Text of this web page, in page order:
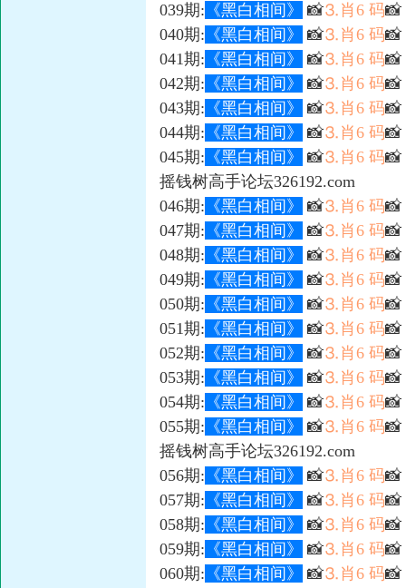
039期: 《黑白相间》 📸⒊肖6 码📸
040期: 《黑白相间》 📸⒊肖6 码📸
041期: 《黑白相间》 📸⒊肖6 码📸
042期: 《黑白相间》 📸⒊肖6 码📸
043期: 《黑白相间》 📸⒊肖6 码📸
044期: 《黑白相间》 📸⒊肖6 码📸
045期: 《黑白相间》 📸⒊肖6 码📸
摇钱树高手论坛326192.com
046期: 《黑白相间》 📸⒊肖6 码📸
047期: 《黑白相间》 📸⒊肖6 码📸
048期: 《黑白相间》 📸⒊肖6 码📸
049期: 《黑白相间》 📸⒊肖6 码📸
050期: 《黑白相间》 📸⒊肖6 码📸
051期: 《黑白相间》 📸⒊肖6 码📸
052期: 《黑白相间》 📸⒊肖6 码📸
053期: 《黑白相间》 📸⒊肖6 码📸
054期: 《黑白相间》 📸⒊肖6 码📸
055期: 《黑白相间》 📸⒊肖6 码📸
摇钱树高手论坛326192.com
056期: 《黑白相间》 📸⒊肖6 码📸
057期: 《黑白相间》 📸⒊肖6 码📸
058期: 《黑白相间》 📸⒊肖6 码📸
059期: 《黑白相间》 📸⒊肖6 码📸
060期: 《黑白相间》 📸⒊肖6 码📸